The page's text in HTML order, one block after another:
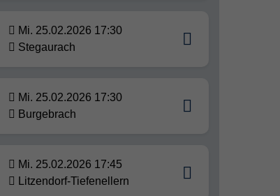
Mi. 25.02.2026 17:30
Stegaurach
Mi. 25.02.2026 17:30
Burgebrach
Mi. 25.02.2026 17:45
Litzendorf-Tiefenellern